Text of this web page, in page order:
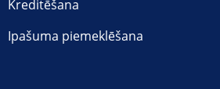
Kreditēšana
Ipašuma piemeklēšana